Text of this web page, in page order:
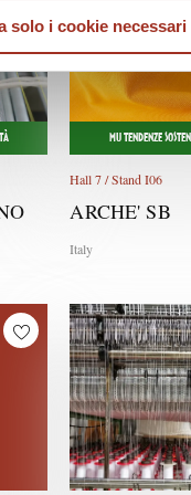
solo i cookie necessari
MU TENDENZE
Hall 7 / Stand I06
ARCHE' SB
Italy